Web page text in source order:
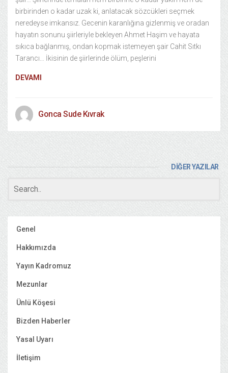
birbirinden o kadar uzak ki, anlatacak sözcükleri seçmek
neredeyse imkansız. Gecenin karanlığına gizlenmiş ve oradan
hayatın sonunu şiirleriyle bekleyen Ahmet Haşim ve hayata
sıkıca bağlanmış, ondan kopmak istemeyen şair Cahit Sıtkı
Tarancı… İkisinin de şiirlerinde ölüm, peşlerini
DEVAMI
Gonca Sude Kıvrak
DİĞER YAZILAR
Genel
Hakkımızda
Yayın Kadromuz
Mezunlar
Ünlü Köşesi
Bizden Haberler
Yasal Uyarı
İletişim